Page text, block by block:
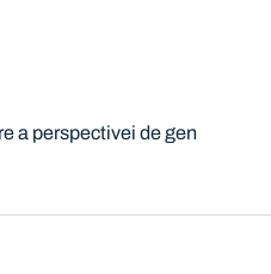
a perspectivei de gen